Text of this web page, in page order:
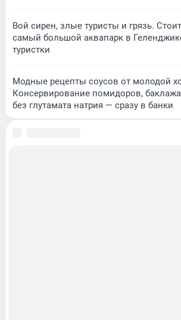
Вой сирен, злые туристы и грязь.
самый большой аквапарк в
туристки
Модные рецепты соусов от молодой
Консервирование помидоров,
без глутамата натрия — сразу в банки